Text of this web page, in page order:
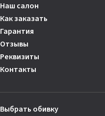
Наш салон
Как заказать
Гарантия
Отзывы
Реквизиты
Контакты
Выбрать обивку